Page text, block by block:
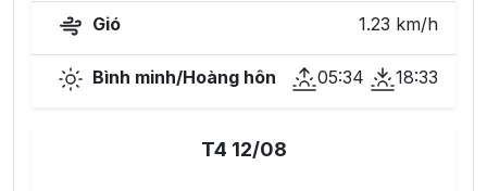
Gió 1.23 km/h
Bình minh/Hoàng hôn 05:34 18:33
T4 12/08